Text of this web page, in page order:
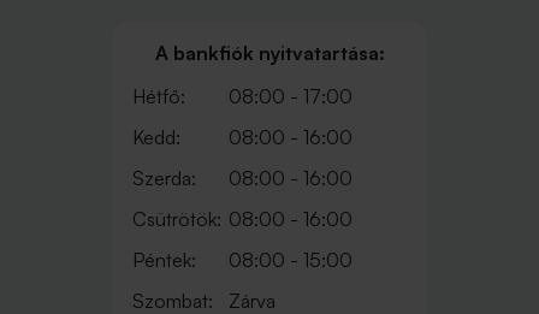
A bankfiók nyitvatartása:
Hétfő:
08:00 - 17:00
Kedd:
08:00 - 16:00
Szerda:
08:00 - 16:00
Csütrötök: 08:00 - 16:00
Péntek:
08:00 - 15:00
Szombat:
Zárva